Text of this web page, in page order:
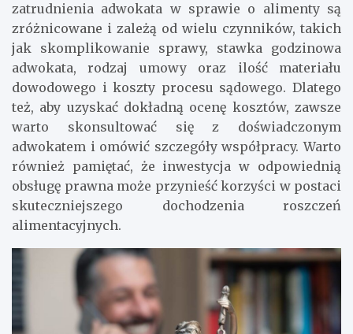
zatrudnienia adwokata w sprawie o alimenty są
zróżnicowane i zależą od wielu czynników, takich
jak skomplikowanie sprawy, stawka godzinowa
adwokata, rodzaj umowy oraz ilość materiału
dowodowego i koszty procesu sądowego. Dlatego
też, aby uzyskać dokładną ocenę kosztów, zawsze
warto skonsultować się z doświadczonym
adwokatem i omówić szczegóły współpracy. Warto
również pamiętać, że inwestycja w odpowiednią
obsługę prawna może przynieść korzyści w postaci
skuteczniejszego dochodzenia roszczeń
alimentacyjnych.